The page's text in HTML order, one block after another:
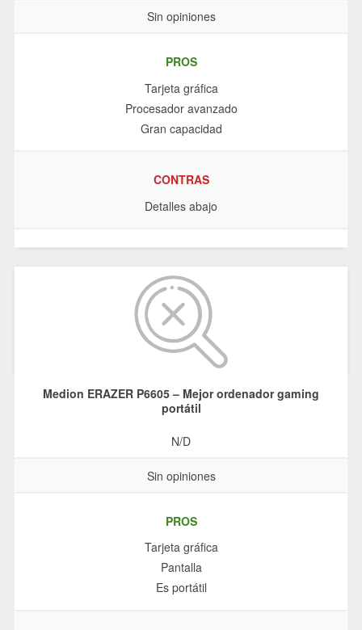
Sin opiniones
PROS
Tarjeta gráfica
Procesador avanzado
Gran capacidad
CONTRAS
Detalles abajo
Medion ERAZER P6605 – Mejor ordenador gaming
portátil
N/D
Sin opiniones
PROS
Tarjeta gráfica
Pantalla
Es portátil